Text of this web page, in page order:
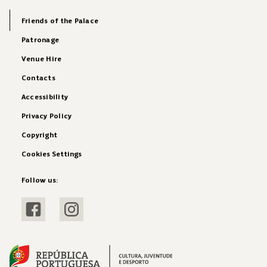
Friends of the Palace
Patronage
Venue Hire
Contacts
Accessibility
Privacy Policy
Copyright
Cookies Settings
Follow us:
Visit FacebookVisit Instagram